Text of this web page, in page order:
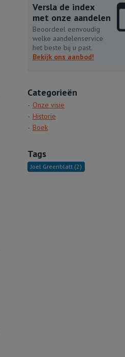
Versla de index
met onze aandelen
Beoordeel eenvoudig
welke aandelenservice
het beste bij u past.
Bekijk ons aanbod!
Categorieën
Onze visie
Historie
Boek
Tags
Joel Greenblatt (2)